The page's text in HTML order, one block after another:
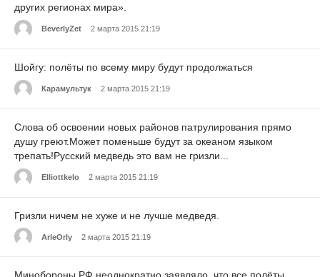
других регионах мира».
BeverlyZet 2 марта 2015 21:19
Шойгу: полёты по всему миру будут продолжаться
Карамультук 2 марта 2015 21:19
Слова об освоении новых районов патрулирования прямо
душу греют.Может поменьше будут за океаном языком
трепать!Русский медведь это вам не гризли...
Elliottkelo 2 марта 2015 21:19
Гризли ничем не хуже и не лучше медведя.
ArleOrly 2 марта 2015 21:19